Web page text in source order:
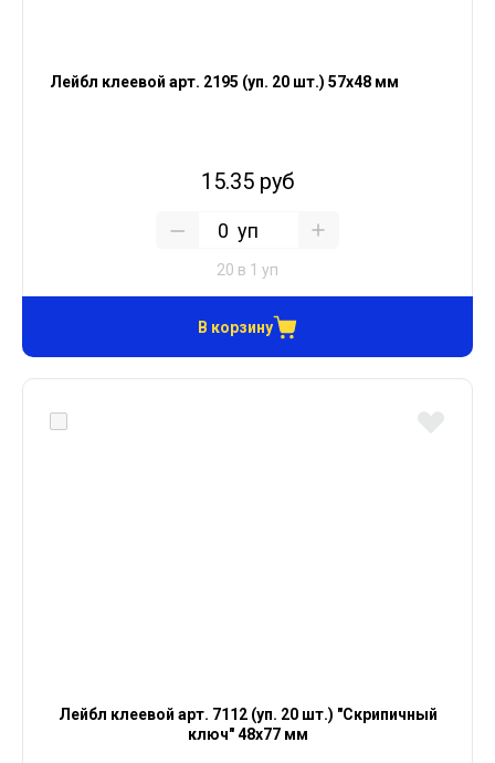
Лейбл клеевой арт. 2195 (уп. 20 шт.) 57х48 мм
15.35 руб
уп
20 в 1 уп
В корзину
Лейбл клеевой арт. 7112 (уп. 20 шт.) "Скрипичный
ключ" 48х77 мм